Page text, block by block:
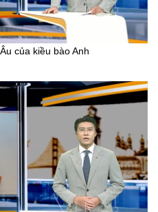
của kiều bào Anh